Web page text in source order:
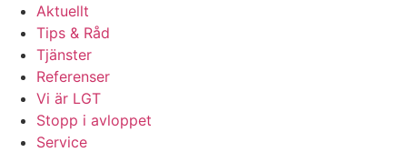
Aktuellt
Tips & Råd
Tjänster
Referenser
Vi är LGT
Stopp i avloppet
Service